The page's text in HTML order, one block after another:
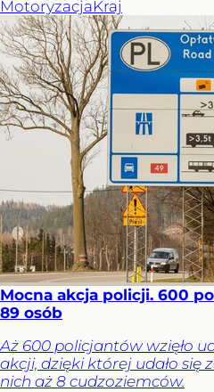
MotoryzacjaKraj
Mocna akcja policji. 600
89 osób
Aż 600 policjantów wzięło
akcji, dzięki której udało się
nich aż 8 cudzoziemców.